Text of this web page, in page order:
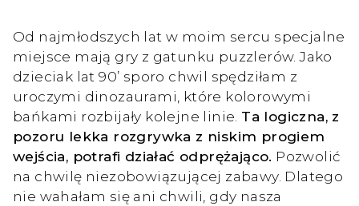
Od najmłodszych lat w moim sercu specjalne
miejsce mają gry z gatunku puzzlerów. Jako
dzieciak lat 90’ sporo chwil spędziłam z
uroczymi dinozaurami, które kolorowymi
bańkami rozbijały kolejne linie. Ta logiczna, z
pozoru lekka rozgrywka z niskim progiem
wejścia, potrafi działać odprężająco. Pozwolić
na chwilę niezobowiązującej zabawy. Dlatego
nie wahałam się ani chwili, gdy nasza